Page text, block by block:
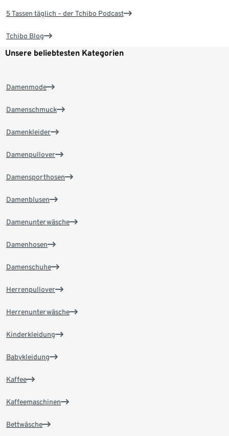
5 Tassen täglich – der Tchibo Podcast
Tchibo Blog
Unsere beliebtesten Kategorien
Damenmode
Damenschmuck
Damenkleider
Damenpullover
Damensporthosen
Damenblusen
Damenunterwäsche
Damenhosen
Damenschuhe
Herrenpullover
Herrenunterwäsche
Kinderkleidung
Babykleidung
Kaffee
Kaffeemaschinen
Bettwäsche